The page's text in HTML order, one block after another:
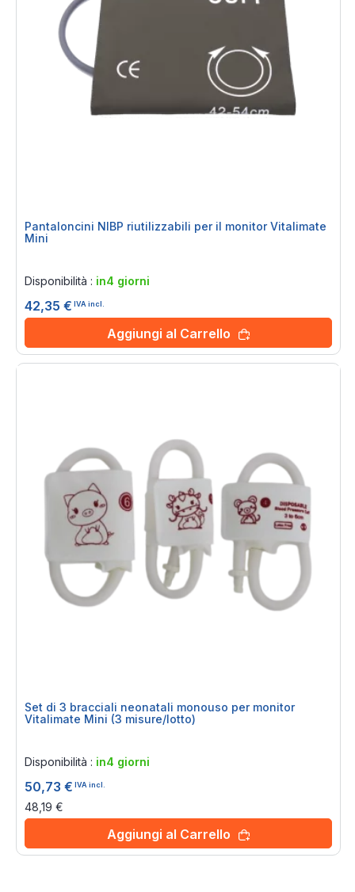
Pantaloncini NIBP riutilizzabili per il monitor Vitalimate
Mini
Disponibilità : in4 giorni
42,35 € IVA incl.
Aggiungi al Carrello
Set di 3 bracciali neonatali monouso per monitor
Vitalimate Mini (3 misure/lotto)
Disponibilità : in4 giorni
50,73 € IVA incl.
48,19 €
Aggiungi al Carrello